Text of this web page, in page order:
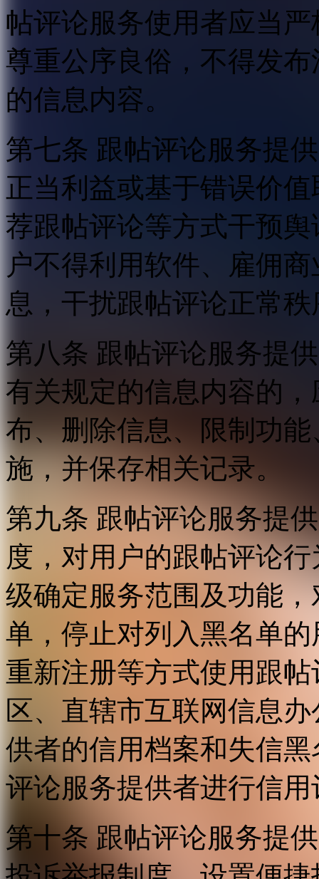
帖评论服务使用者应当
尊重公序良俗，不得发
的信息内容。
第七条 跟帖评论服务提
正当利益或基于错误价
荐跟帖评论等方式干预
户不得利用软件、雇佣
息，干扰跟帖评论正常
第八条 跟帖评论服务提
有关规定的信息内容的
布、删除信息、限制功
施，并保存相关记录。
第九条 跟帖评论服务提
度，对用户的跟帖评论
级确定服务范围及功能
单，停止对列入黑名单
重新注册等方式使用跟
区、直辖市互联网信息
供者的信用档案和失信
评论服务提供者进行信用
第十条 跟帖评论服务提